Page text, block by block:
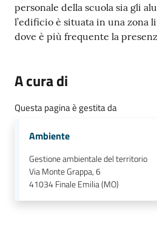
personale della scuola sia gli
l’edificio è situata in una zona
dove è più frequente la
A cura di
Questa pagina è gestita da
Ambiente
Gestione ambientale del territorio
Via Monte Grappa, 6
41034Finale Emilia (MO)